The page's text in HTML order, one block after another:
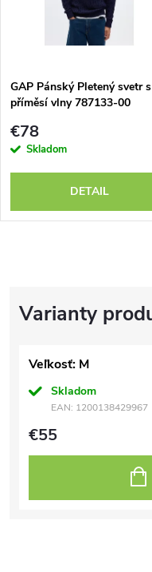
Veľkosť: M
Skladom
EAN: 1200138429967
€55
GAP Pánský Pletený svetr s
příměsí vlny 787133-00
€78
Skladom
DETAIL